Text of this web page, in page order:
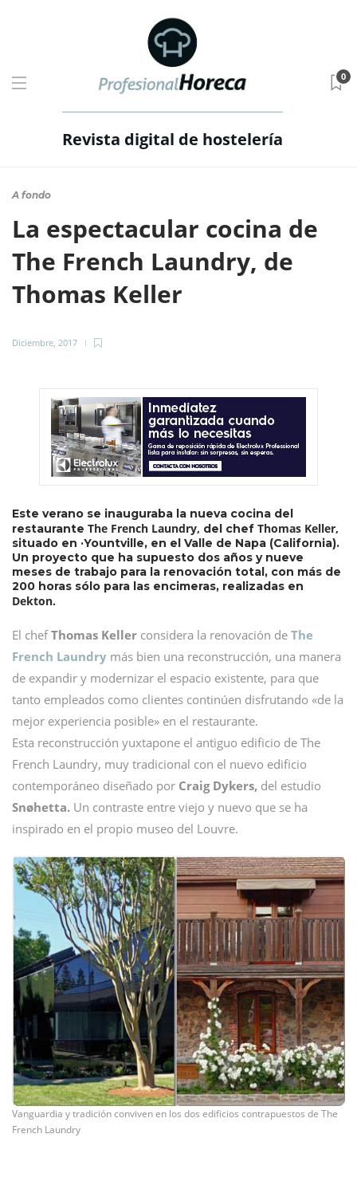
Revista digital de hostelería
0
A fondo
La espectacular cocina de
The French Laundry, de
Thomas Keller
Diciembre, 2017
Este verano se inauguraba la nueva cocina del
restaurante The French Laundry, del chef Thomas Keller,
situado en ·Yountville, en el Valle de Napa (California).
Un proyecto que ha supuesto dos años y nueve
meses de trabajo para la renovación total, con más de
200 horas sólo para las encimeras, realizadas en
Dekton.
El chefThomas Keller considera la renovación de The
French Laundry más bien una reconstrucción, una manera
de expandir y modernizar el espacio existente, para que
tanto empleados como clientes continúen disfrutando «de la
mejor experiencia posible» en el restaurante.
Esta reconstrucción yuxtapone el antiguo edificio de The
French Laundry, muy tradicional con el nuevo edificio
contemporáneo diseñado por Craig Dykers, del estudio
Snøhetta. Un contraste entre viejo y nuevo que se ha
inspirado en el propio museo del Louvre.
Vanguardia y tradición conviven en los dos edificios contrapuestos de The
French Laundry